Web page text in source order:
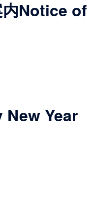
内Notice
Year